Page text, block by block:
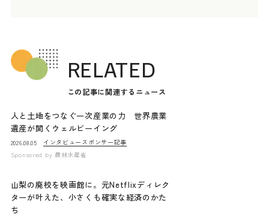
RELATED
この記事に関連するニュース
人と土地をつなぐ一次産業の力 世界農業
遺産が開くウェルビーイング
2026.08.05 インタビュー スポンサー記事
Sponsored by 農林水産省
山梨の廃校を映画館に。元Netflixディレク
ターが叶えた、小さくも確実な経済のかた
ち